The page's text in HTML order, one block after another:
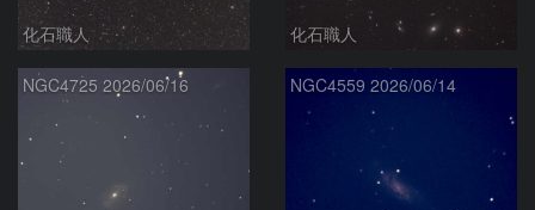
化石職人 化石職人
NGC4725 2026/06/16 NGC4559 2026/06/14